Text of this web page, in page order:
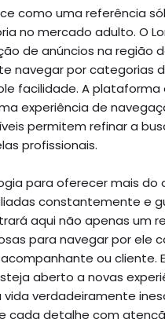
como uma referência
no mercado adulto. O
de anúncios na região
navegar por categorias
facilidade. A plataforma
experiência de
permitem refinar a
profissionais.
para oferecer mais
constantemente e
aqui não apenas um
para navegar por ele
ou cliente.
aberto a novas
verdadeiramente
cada detalhe com